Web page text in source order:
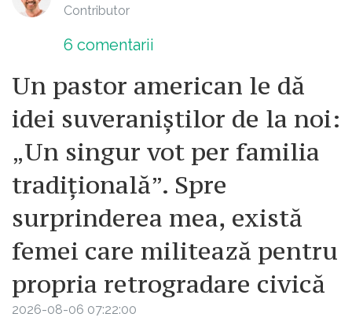
Contributor
6 comentarii
Un pastor american le dă
idei suveraniștilor de la noi:
„Un singur vot per familia
tradițională”. Spre
surprinderea mea, există
femei care militează pentru
propria retrogradare civică
2026-08-06 07:22:00